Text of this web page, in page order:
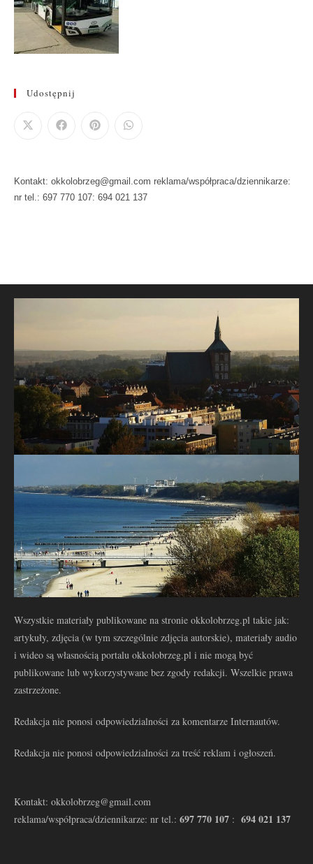
Udostępnij
Kontakt: okkolobrzeg@gmail.com reklama/współpraca/dziennikarze:
nr tel.: 697 770 107: 694 021 137
Wszystkie materiały publikowane na stronie okkolobrzeg.pl takie jak:
artykuły, zdjęcia (w tym szczególnie zdjęcia autorskie), materiały audio
i wideo są własnością portalu okkolobrzeg.pl i nie mogą być
publikowane lub wykorzystywane bez zgody redakcji. Wszelkie prawa
zastrzeżone.
Redakcja nie ponosi odpowiedzialności za komentarze Internautów.
Redakcja nie ponosi odpowiedzialności za treść reklam i ogłoszeń.
Kontakt: okkolobrzeg@gmail.com
reklama/współpraca/dziennikarze: nr tel.: 697 770 107 : 694 021 137